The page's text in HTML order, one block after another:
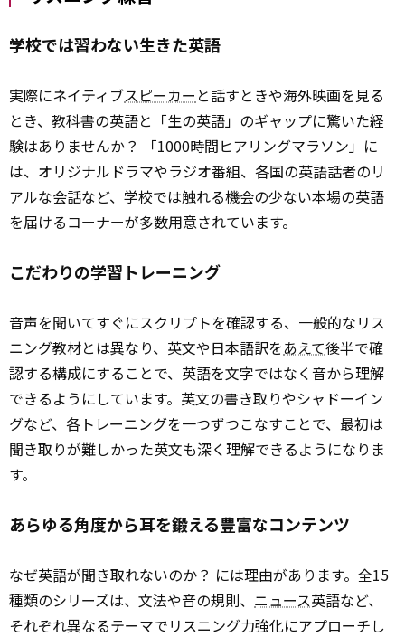
学校では習わない生きた英語
実際にネイティブスピーカー と話すときや海外映画を見る
とき、教科書の英語と「生の英語」のギャップに驚いた経
験はありませんか？ 「1000時間ヒアリングマラソン」に
は、オリジナルドラマやラジオ番組、各国の英語話者のリ
アルな会話など、学校では触れる機会の少ない本場の英語
を届けるコーナーが多数用意されています。
こだわりの学習トレーニング
音声を聞いてすぐにスクリプトを確認する、一般的なリス
ニング教材とは異なり、英文や日本語訳をあえて後半で確
認する構成にすることで、英語を文字ではなく音から理解
できるようにしています。英文の書き取りやシャドーイン
グなど、各トレーニングを一つずつこなすことで、最初は
聞き取りが難しかった英文も深く理解できるようになりま
す。
あらゆる角度から耳を鍛える豊富なコンテンツ
なぜ英語が聞き取れないのか？ には理由があります。全15
種類のシリーズは、文法や音の規則、 ニュース英語など、
それぞれ異なるテーマでリスニング力強化にアプローチし